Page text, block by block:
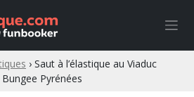
› Saut à l’élastique au Viaduc
Bungee Pyrénées